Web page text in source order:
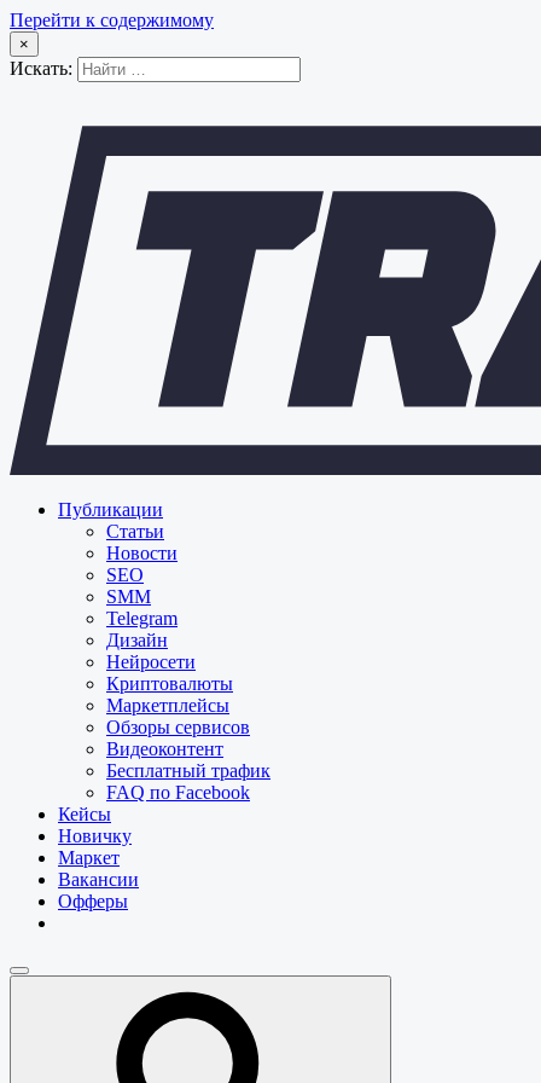
Перейти к содержимому
×
Искать:
Публикации
Статьи
Новости
SEO
SMM
Telegram
Дизайн
Нейросети
Криптовалюты
Маркетплейсы
Обзоры сервисов
Видеоконтент
Бесплатный трафик
FAQ по Facebook
Кейсы
Новичку
Маркет
Вакансии
Офферы